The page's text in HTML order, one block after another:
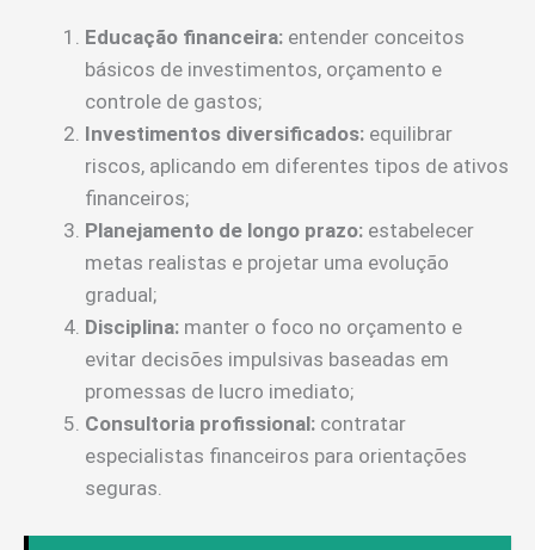
Educação financeira: entender conceitos
básicos de investimentos, orçamento e
controle de gastos;
Investimentos diversificados: equilibrar
riscos, aplicando em diferentes tipos de ativos
financeiros;
Planejamento de longo prazo: estabelecer
metas realistas e projetar uma evolução
gradual;
Disciplina: manter o foco no orçamento e
evitar decisões impulsivas baseadas em
promessas de lucro imediato;
Consultoria profissional: contratar
especialistas financeiros para orientações
seguras.